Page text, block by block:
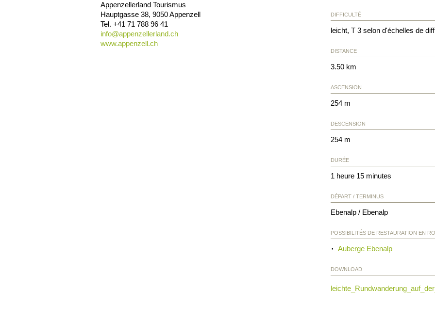
Appenzellerland Tourismus
Hauptgasse 38, 9050Appenzell
Tel. +41 71 788 96 41
info@appenzellerland.ch
www.appenzell.ch
DIFFICULTÉ
leicht, T 3 selon d'échelles de
DISTANCE
3.50 km
ASCENSION
254 m
DESCENSION
254 m
DURÉE
1 heure 15 minutes
DÉPART / TERMINUS
Ebenalp / Ebenalp
POSSIBILITÉS DE RESTAURATION EN
Auberge Ebenalp
DOWNLOAD